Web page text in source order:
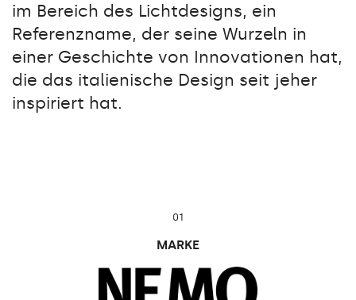
im Bereich des Lichtdesigns, ein
Referenzname, der seine Wurzeln in
einer Geschichte von Innovationen hat,
die das italienische Design seit jeher
inspiriert hat.
01
MARKE